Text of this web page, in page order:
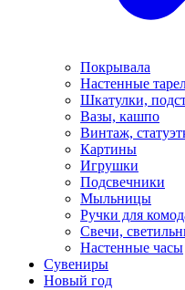
Покрывала
Настенные
Шкатулки,
Вазы, кашпо
Винтаж,
Картины
Игрушки
Подсвечники
Мыльницы
Ручки для
Свечи,
Настенные часы
Сувениры
Новый год